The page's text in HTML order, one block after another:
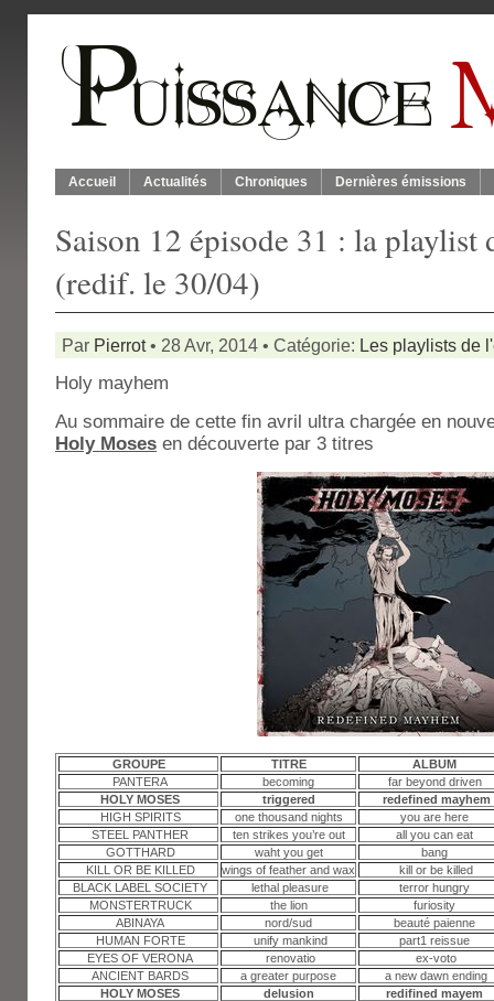
Accueil Actualités Chroniques Dernières émissions
Saison 12 épisode 31 : la playlist
(redif. le 30/04)
Par Pierrot• 28 Avr, 2014 • Catégorie: Les playlists de
Holy mayhem
Au sommaire de cette fin avril ultra chargée en
Holy Moses en découverte par 3 titres
GROUPE TITRE
ALBUM
PANTERA
becoming
far beyond driven
HOLY MOSES
triggered
redefined mayhem
HIGH SPIRITS
one thousand nights
you are here
STEEL PANTHER
ten strikes you’re out
all you can eat
GOTTHARD
waht you get
bang
KILL OR BE KILLED
wings of feather and wax
kill or be killed
BLACK LABEL SOCIETY
lethal pleasure
terror hungry
MONSTERTRUCK
the lion
furiosity
ABINAYA
nord/sud
beauté paienne
HUMAN FORTE
unify mankind
part1 reissue
EYES OF VERONA
renovatio
ex-voto
ANCIENT BARDS
a greater purpose
a new dawn ending
HOLY MOSES
delusion
redifined mayem